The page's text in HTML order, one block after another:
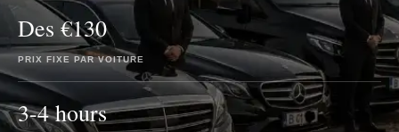
Des €130
PRIX FIXE PAR VOITURE
3-4 hours